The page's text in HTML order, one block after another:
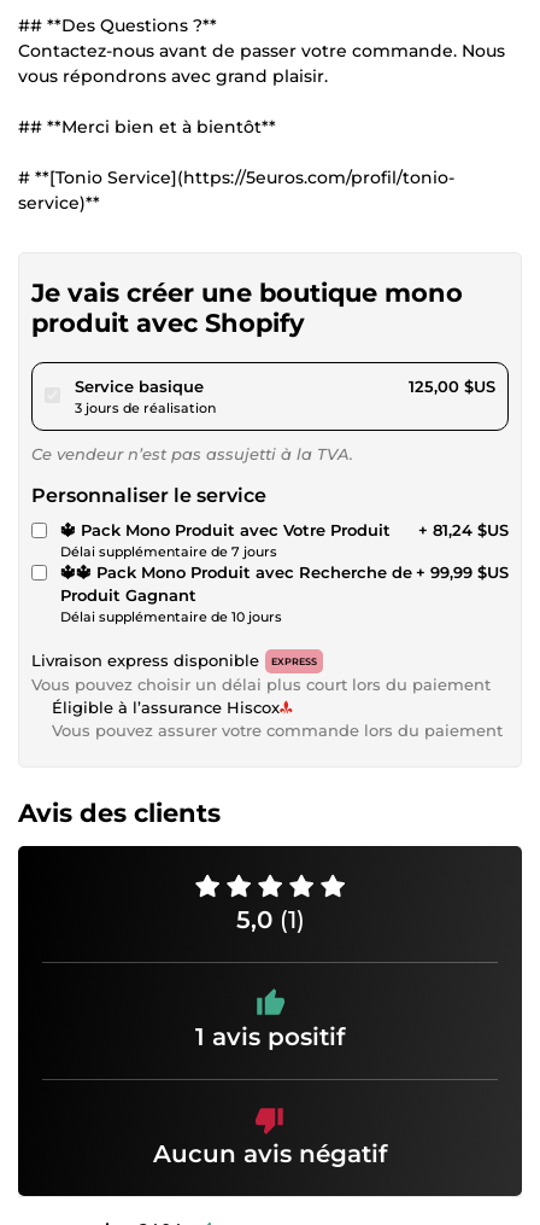
## **Des Questions ?**
Contactez-nous avant de passer votre commande. Nous
vous répondrons avec grand plaisir.
## **Merci bien et à bientôt**
# **[Tonio Service](https://5euros.com/profil/tonio-
service)**
Je vais créer une boutique mono
produit avec Shopify
Service basiquepour 115,21 $US
3 jours de réalisation
125,00 $US
Ce vendeur n’est pas assujetti à la TVA.
Personnaliser le service
🔱 Pack Mono Produit avec Votre Produit
Délai supplémentaire de 7 jours
+ 81,24 $US
🔱🔱 Pack Mono Produit avec Recherche de
Produit Gagnant
Délai supplémentaire de 10 jours
+ 99,99 $US
Livraison express disponible EXPRESS
Vous pouvez choisir un délai plus court lors du paiement
Éligible à l’assurance Hiscox
Vous pouvez assurer votre commande lors du paiement
Avis des clients
5,0 (1)
1 avis positif
Aucun avis négatif